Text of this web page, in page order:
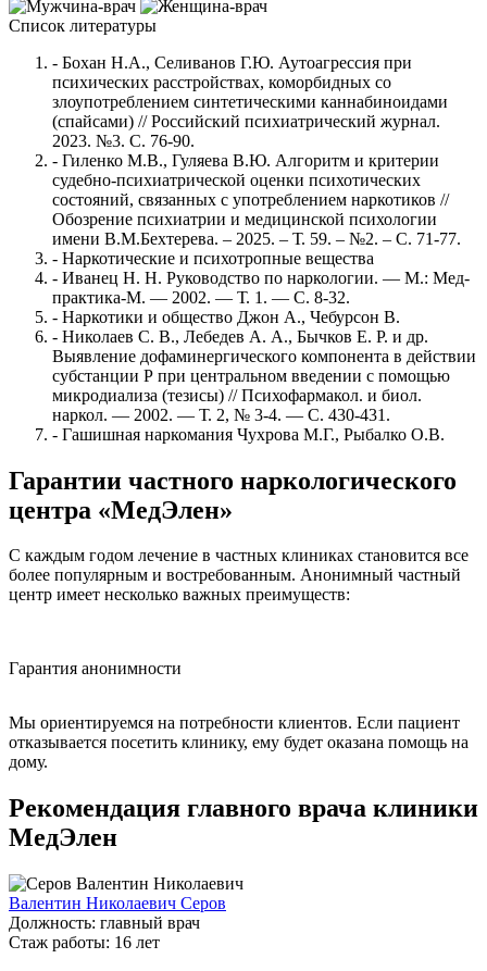
Список литературы
- Бохан Н.А., Селиванов Г.Ю. Аутоагрессия при
психических расстройствах, коморбидных со
злоупотреблением синтетическими каннабиноидами
(спайсами) // Российский психиатрический журнал.
2023. №3. С. 76-90.
- Гиленко М.В., Гуляева В.Ю. Алгоритм и критерии
судебно-психиатрической оценки психотических
состояний, связанных с употреблением наркотиков //
Обозрение психиатрии и медицинской психологии
имени В.М.Бехтерева. – 2025. – Т. 59. – №2. – С. 71-77.
- Наркотические и психотропные вещества
- Иванец Н. Н. Руководство по наркологии. — М.: Мед-
практика-М. — 2002. — Т. 1. — С. 8-32.
- Наркотики и общество Джон А., Чебурсон В.
- Николаев С. В., Лебедев А. А., Бычков Е. Р. и др.
Выявление дофаминергического компонента в действии
субстанции Р при центральном введении с помощью
микродиализа (тезисы) // Психофармакол. и биол.
наркол. — 2002. — Т. 2, № 3-4. — С. 430-431.
- Гашишная наркомания Чухрова М.Г., Рыбалко О.В.
Гарантии частного наркологического
центра «МедЭлен»
С каждым годом лечение в частных клиниках становится все
более популярным и востребованным. Анонимный частный
центр имеет несколько важных преимуществ:
Гарантия анонимности
Мы ориентируемся на потребности клиентов. Если пациент
отказывается посетить клинику, ему будет оказана помощь на
дому.
Рекомендация главного врача клиники
МедЭлен
Валентин Николаевич Серов
Должность: главный врач
Cтаж работы: 16 лет